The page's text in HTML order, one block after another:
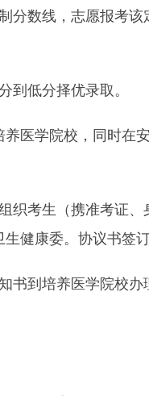
数线，志愿报考该
低分择优录取。
学院校，同时在安
考生（携准考证、
健康委。协议书签
到培养医学院校办